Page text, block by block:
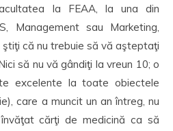
la FEAA, la una din
Management sau Marketing,
ştiţi că nu trebuie să vă aşteptaţi
să nu vă gândiţi la vreun 10; o
excelente la toate obiectele
care a muncit un an întreg, nu
cărţi de medicină ca să